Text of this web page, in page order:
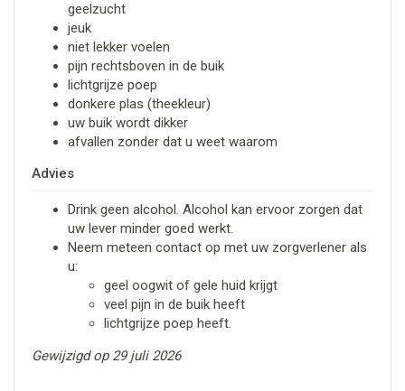
geelzucht
jeuk
niet lekker voelen
pijn rechtsboven in de buik
lichtgrijze poep
donkere plas (theekleur)
uw buik wordt dikker
afvallen zonder dat u weet waarom
Advies
Drink geen alcohol. Alcohol kan ervoor zorgen dat
uw lever minder goed werkt.
Neem meteen contact op met uw zorgverlener als
u:
geel oogwit of gele huid krijgt
veel pijn in de buik heeft
lichtgrijze poep heeft.
Gewijzigd op 29 juli 2026